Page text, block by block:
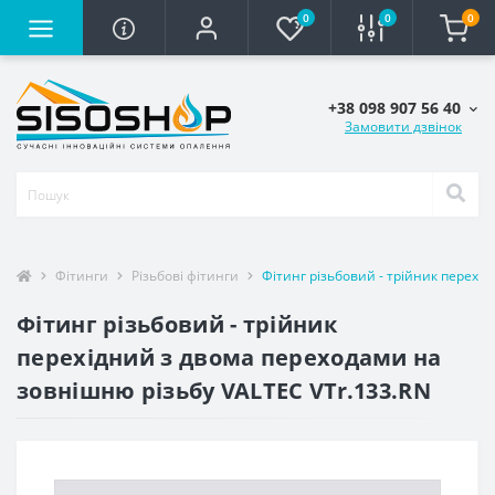
0 0 0
+38 098 907 56 40
Замовити дзвінок
Фітинги Різьбові фітинги Фітинг різьбовий - трійник
Фітинг різьбовий - трійник
перехідний з двома переходами на
зовнішню різьбу VALTEC VTr.133.RN